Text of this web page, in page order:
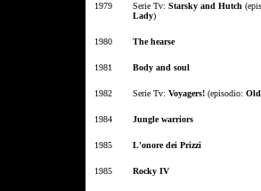
1979 Serie Tv: Starsky and Hutch
Lady)
1980 The hearse
1981 Body and soul
1982 Serie Tv: Voyagers! (episodio:
1984 Jungle warriors
1985 L'onore dei Prizzi
1985 Rocky IV